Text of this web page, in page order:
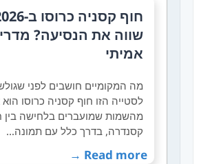
שווה את הנסיעה?
אמיתי
מה המקומיים חושבים לפני
לסטייה הזו חוף קסניה כרוסו
מהשמות שמועברים בלחישה בין
קסנדרה, בדרך כלל עם תמונה…
Read more →